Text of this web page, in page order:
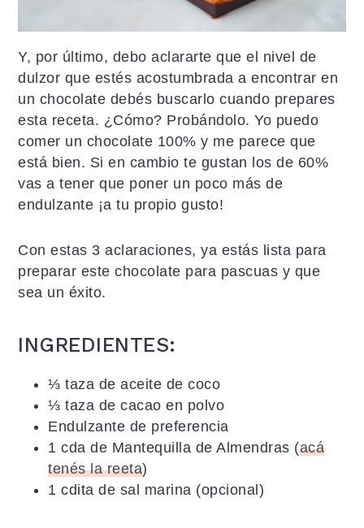
Y, por último, debo aclararte que el nivel de
dulzor que estés acostumbrada a encontrar en
un chocolate debés buscarlo cuando prepares
esta receta. ¿Cómo? Probándolo. Yo puedo
comer un chocolate 100% y me parece que
está bien. Si en cambio te gustan los de 60%
vas a tener que poner un poco más de
endulzante ¡a tu propio gusto!
Con estas 3 aclaraciones, ya estás lista para
preparar este chocolate para pascuas y que
sea un éxito.
INGREDIENTES:
⅓ taza de aceite de coco
⅓ taza de cacao en polvo
Endulzante de preferencia
1 cda de Mantequilla de Almendras (acá
tenés la reeta)
1 cdita de sal marina (opcional)